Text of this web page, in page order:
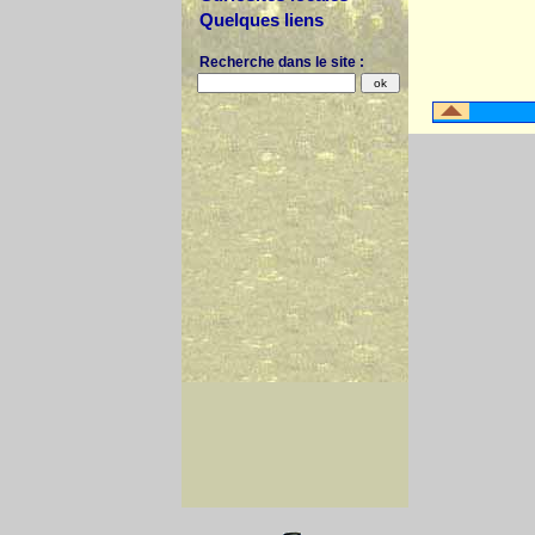
Quelques liens
Recherche dans le site :